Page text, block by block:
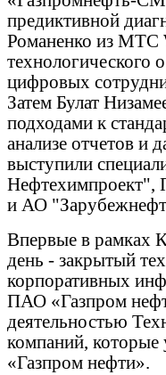
предиктивной
Романенко из МТС
технологического
цифровых
Затем Булат
подходами к
анализе отчетов и
выступили
и АО
Впервые в рамках
день - закрытый
корпоративных
ПАО «Газпром
деятельностью
компаний,
«Газпром нефти».